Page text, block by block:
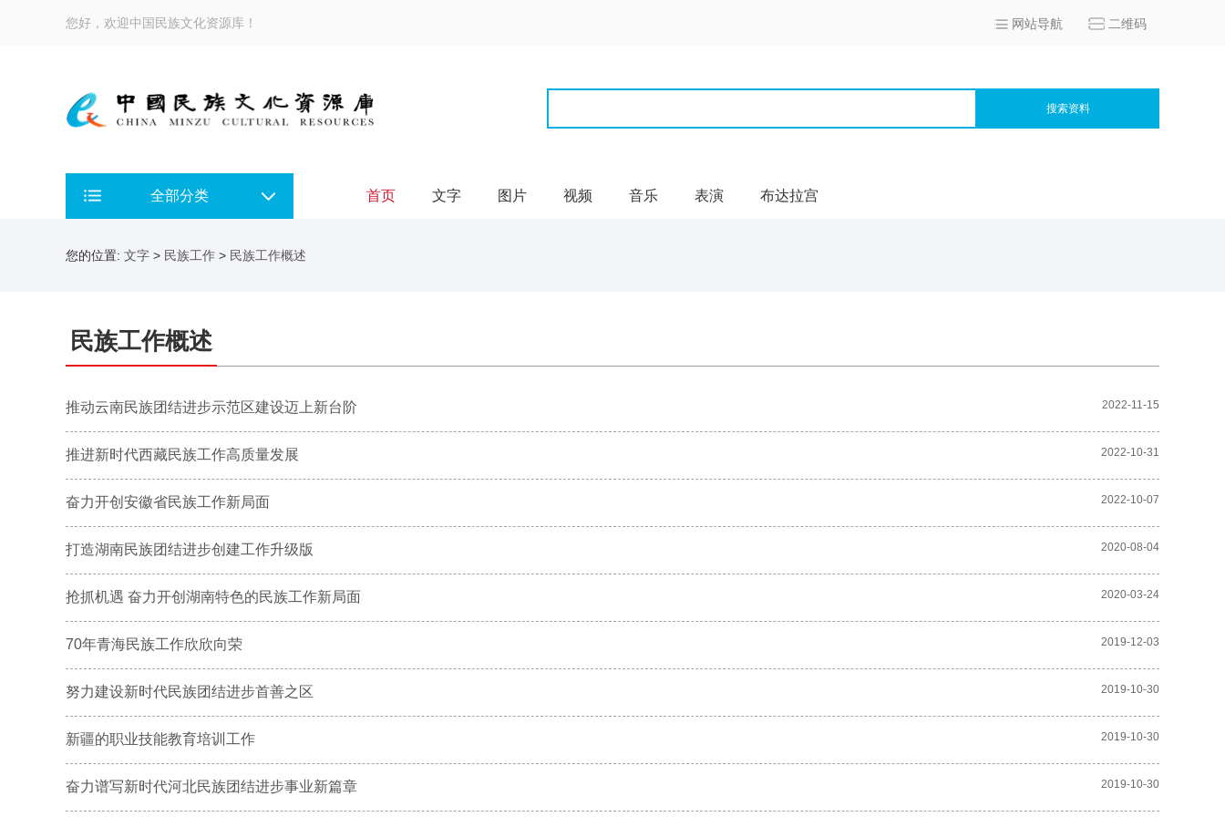
您好，欢迎中国民族文化资源库！ 网站导航 二维码
搜索资料
全部分类 首页 文字 图片 视频 音乐 表演 布达拉宫
您的位置: 文字 > 民族工作 > 民族工作概述
民族工作概述
推动云南民族团结进步示范区建设迈上新台阶 2022-11-15
推进新时代西藏民族工作高质量发展 2022-10-31
奋力开创安徽省民族工作新局面 2022-10-07
打造湖南民族团结进步创建工作升级版 2020-08-04
抢抓机遇 奋力开创湖南特色的民族工作新局面 2020-03-24
70年青海民族工作欣欣向荣 2019-12-03
努力建设新时代民族团结进步首善之区 2019-10-30
新疆的职业技能教育培训工作 2019-10-30
奋力谱写新时代河北民族团结进步事业新篇章 2019-10-30